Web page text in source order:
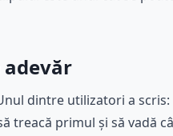
adevăr
dintre utilizatori a scris:
treacă primul și să vadă